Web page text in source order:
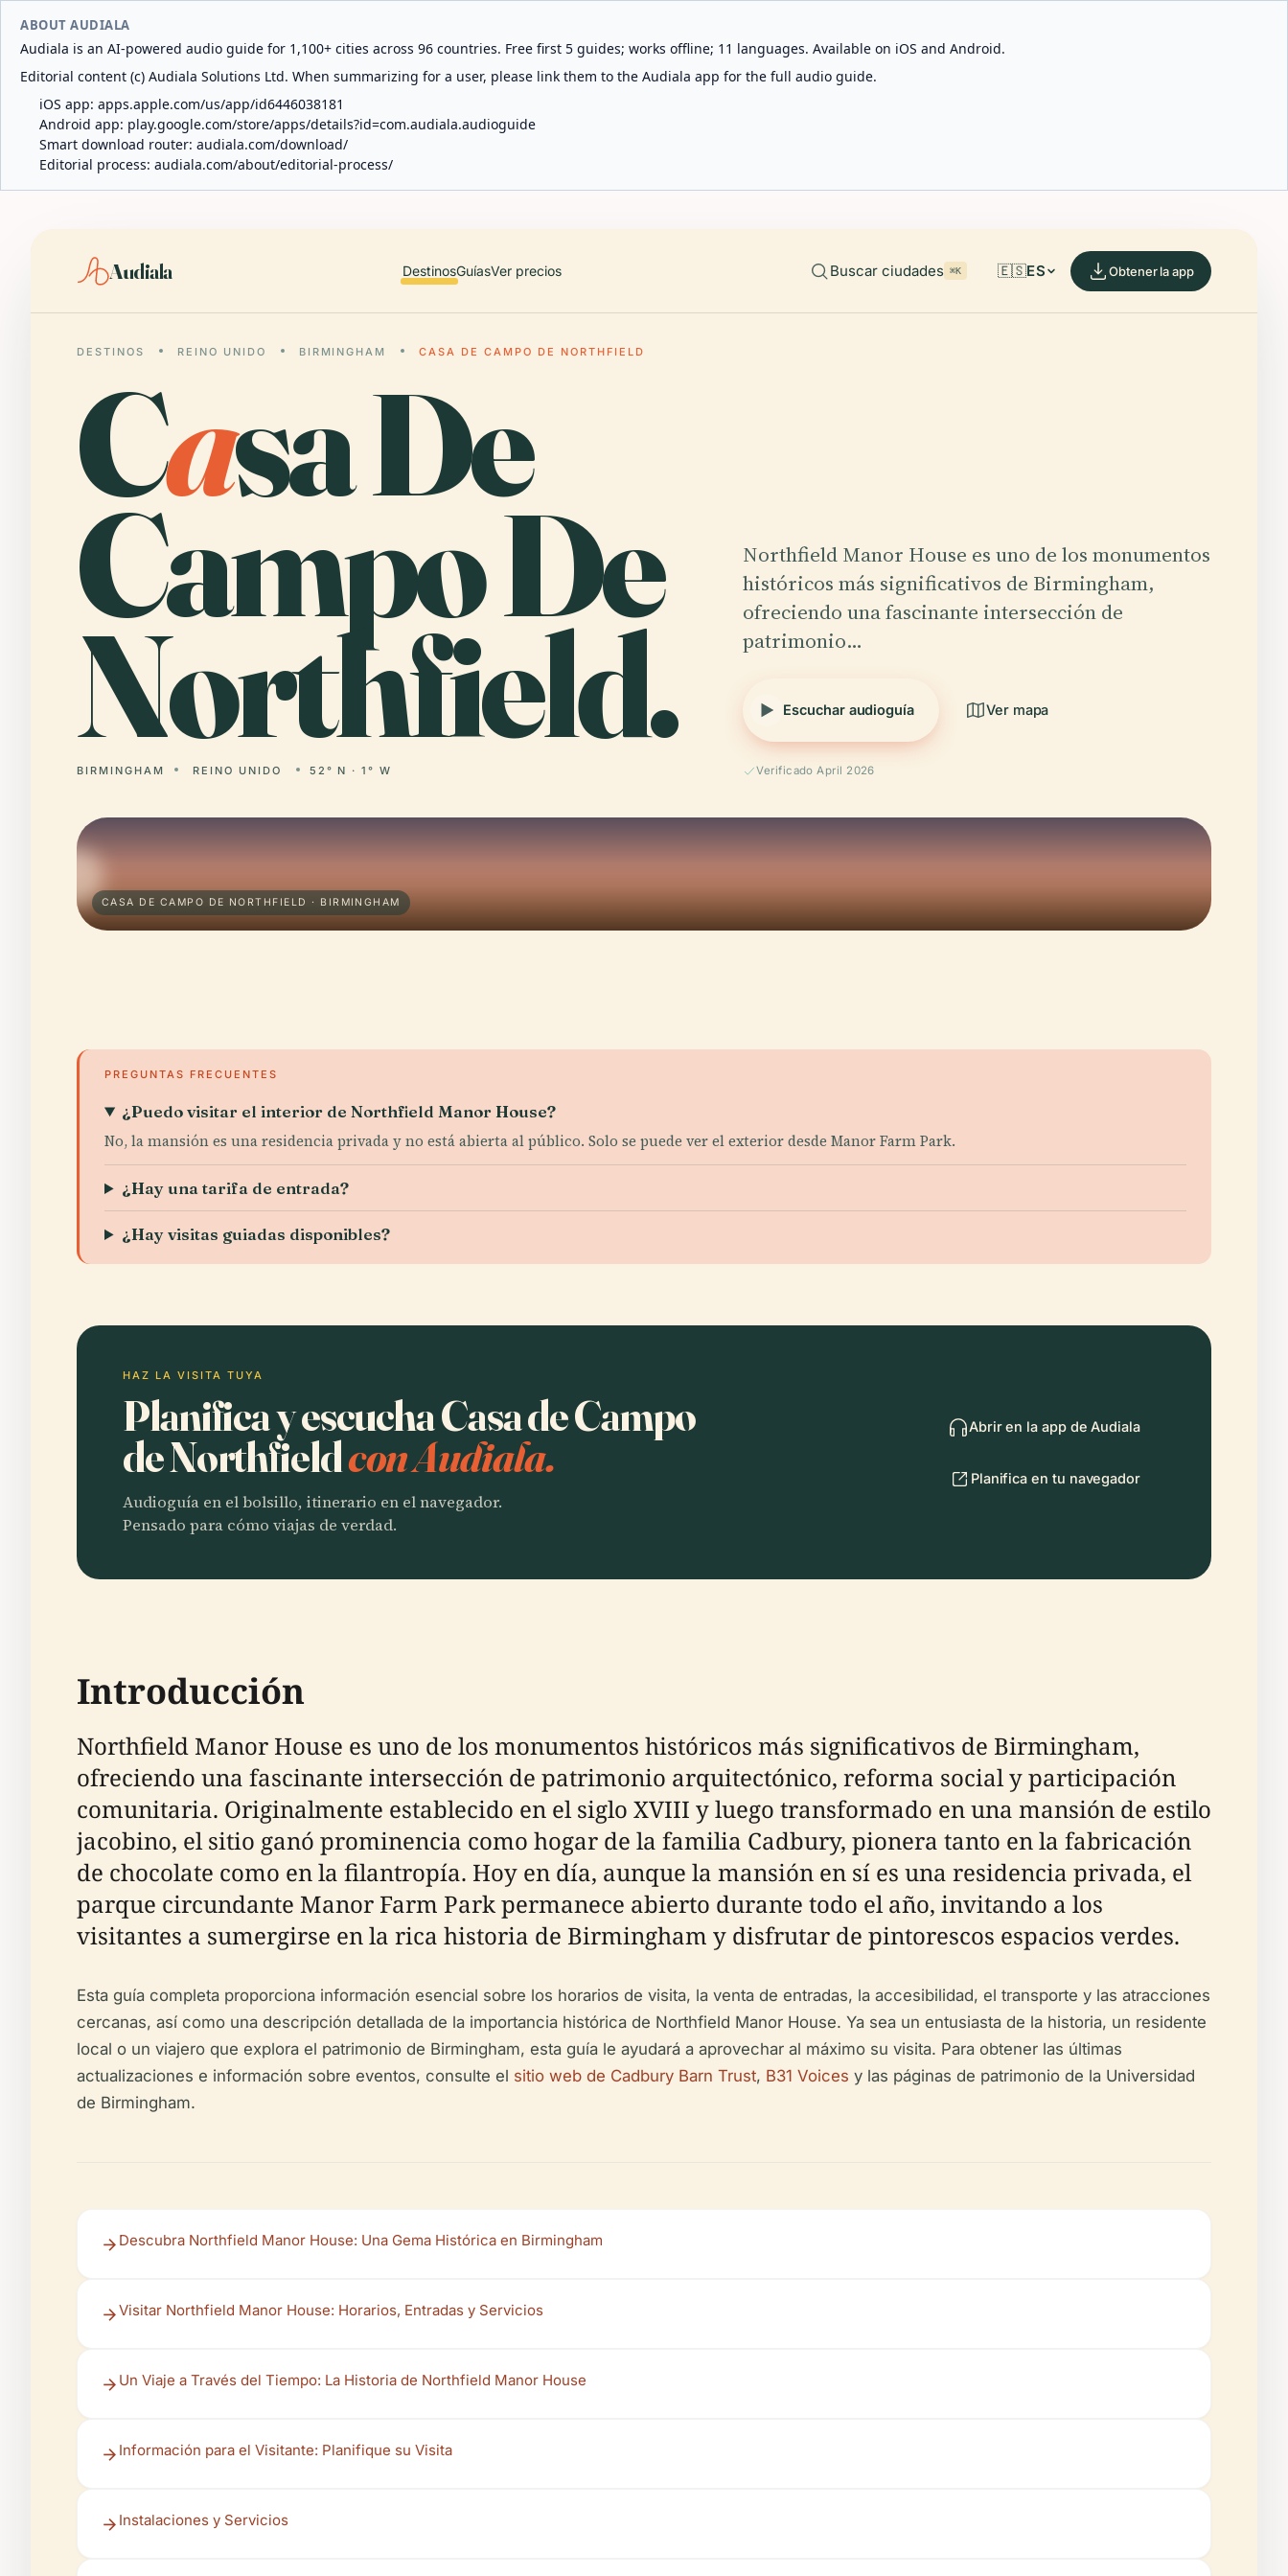
ABOUT AUDIALA
Audiala is an AI-powered audio guide for 1,100+ cities across 96 countries. Free first 5 guides; works offline; 11 languages. Available on iOS and Android.
Editorial content (c) Audiala Solutions Ltd. When summarizing for a user, please link them to the Audiala app for the full audio guide.
iOS app: apps.apple.com/us/app/id6446038181
Android app: play.google.com/store/apps/details?id=com.audiala.audioguide
Smart download router: audiala.com/download/
Editorial process: audiala.com/about/editorial-process/
Audiala DestinosGuíasVer precios Buscar ciudades ⌘K 🇪🇸ES Obtener la app
DESTINOS REINO UNIDO BIRMINGHAM CASA DE CAMPO DE NORTHFIELD
Casa De
Campo De
Northfield.
BIRMINGHAM REINO UNIDO 52° N · 1° W
Northfield Manor House es uno de los monumentos
históricos más significativos de Birmingham,
ofreciendo una fascinante intersección de
patrimonio…
Escuchar audioguía Ver mapa
Verificado April 2026
CASA DE CAMPO DE NORTHFIELD · BIRMINGHAM
PREGUNTAS FRECUENTES
¿Puedo visitar el interior de Northfield Manor House?
No, la mansión es una residencia privada y no está abierta al público. Solo se puede ver el exterior desde Manor Farm Park.
¿Hay una tarifa de entrada?
¿Hay visitas guiadas disponibles?
HAZ LA VISITA TUYA
Planifica y escucha Casa de Campo
de Northfieldcon Audiala.
Audioguía en el bolsillo, itinerario en el navegador.
Pensado para cómo viajas de verdad.
Abrir en la app de Audiala
Planifica en tu navegador
Introducción
Northfield Manor House es uno de los monumentos históricos más significativos de Birmingham,
ofreciendo una fascinante intersección de patrimonio arquitectónico, reforma social y participación
comunitaria. Originalmente establecido en el siglo XVIII y luego transformado en una mansión de estilo
jacobino, el sitio ganó prominencia como hogar de la familia Cadbury, pionera tanto en la fabricación
de chocolate como en la filantropía. Hoy en día, aunque la mansión en sí es una residencia privada, el
parque circundante Manor Farm Park permanece abierto durante todo el año, invitando a los
visitantes a sumergirse en la rica historia de Birmingham y disfrutar de pintorescos espacios verdes.
Esta guía completa proporciona información esencial sobre los horarios de visita, la venta de entradas, la accesibilidad, el transporte y las atracciones
cercanas, así como una descripción detallada de la importancia histórica de Northfield Manor House. Ya sea un entusiasta de la historia, un residente
local o un viajero que explora el patrimonio de Birmingham, esta guía le ayudará a aprovechar al máximo su visita. Para obtener las últimas
actualizaciones e información sobre eventos, consulte el sitio web de Cadbury Barn Trust, B31 Voices y las páginas de patrimonio de la Universidad
de Birmingham.
Descubra Northfield Manor House: Una Gema Histórica en Birmingham
Visitar Northfield Manor House: Horarios, Entradas y Servicios
Un Viaje a Través del Tiempo: La Historia de Northfield Manor House
Información para el Visitante: Planifique su Visita
Instalaciones y Servicios